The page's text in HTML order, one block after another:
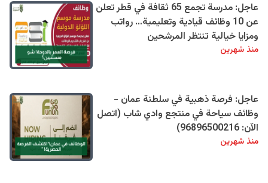
عاجل: مدرسة تجمع 65 ثقافة في قطر تعلن
عن 10 وظائف قيادية وتعليمية… رواتب
ومزايا خيالية تنتظر المرشحين
منذ شهرين
عاجل: فرصة ذهبية في سلطنة عمان -
وظائف سياحة في منتجع وادي شاب (اتصل
الآن: 96896500216)
منذ شهرين